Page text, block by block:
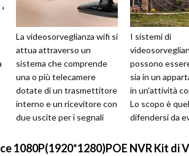
La videosorveglianza wifi si
attua attraverso un
sistema che comprende
una o più telecamere
dotate di un trasmettitore
interno e un ricevitore con
due uscite per i segnali
col...
I sistemi di
possono
sia in un
in un'attività
Lo scopo è
difendersi da
della
1080P(1920*1280)POE NVR Kit di